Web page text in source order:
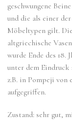
geschwungene
und die als einer
Möbeltypen gilt.
altgriechische
wurde Ende des 18.
unter dem
z.B. in Pompeji von
aufgegriffen.
Zustand: sehr gut,